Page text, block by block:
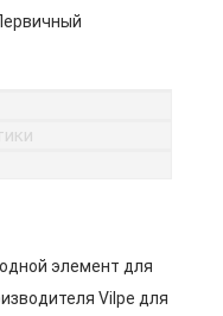
элемент для
Vilpe для